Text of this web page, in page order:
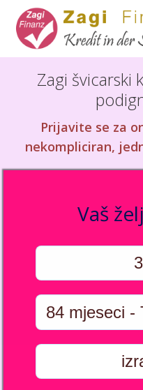
Zagi švicarski
Prijavite se za
nekompliciran,
Vaš